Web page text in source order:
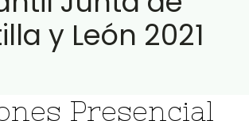
y León 2021
Presencial